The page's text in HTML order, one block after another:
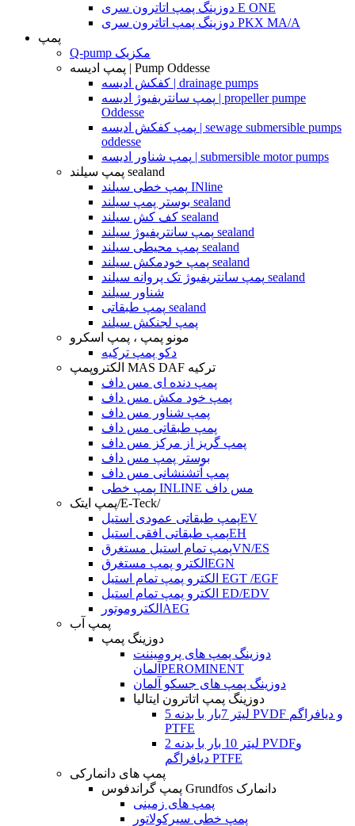
دوزینگ پمپ اتاترون سری E ONE
دوزینگ پمپ اتاترون سری PKX MA/A
پمپ
Q-pump مکزیک
پمپ ادیسه | Pump Oddesse
کفکش ادیسه | drainage pumps
پمپ سانتریفیوژ ادیسه | propeller pumpe
Oddesse
پمپ کفکش ادیسه | sewage submersible pumps
oddesse
پمپ شناور ادیسه | submersible motor pumps
پمپ سیلند sealand
پمپ خطی سیلند INline
بوستر پمپ سیلند sealand
کف کش سیلند sealand
پمپ سانتریفیوژ سیلند sealand
پمپ محیطی سیلند sealand
پمپ خودمکش سیلند sealand
پمپ سانتریفیوژ تک پروانه سیلند sealand
شناور سیلند
پمپ طبقاتی sealand
پمپ لجنکش سیلند
مونو پمپ ، پمپ اسکرو
دکو پمپ ترکیه
الکتروپمپ MAS DAF ترکیه
پمپ دنده ای مس داف
پمپ خود مکش مس داف
پمپ شناور مس داف
پمپ طبقاتی مس داف
پمپ گریز از مرکز مس داف
بوستر پمپ مس داف
پمپ آتشنشانی مس داف
پمپ خطی INLINE مس داف
پمپ ایتک/E-Teck/
پمپ طبقاتی عمودی استیلEV
پمپ طبقاتی افقی استیلEH
پمپ تمام استیل مستغرقVN/ES
الکترو پمپ مستغرقEGN
الکترو پمپ تمام استیل EGT /EGF
الکترو پمپ تمام استیل ED/EDV
الکتروموتورAEG
پمپ آب
دوزینگ پمپ
دوزینگ پمپ های پرومیننت
آلمانPEROMINENT
دوزینگ پمپ های جسکو آلمان
دوزینگ پمپ اتاترون ایتالیا
5 لیتر 7بار با بدنه PVDF و دیافراگم
PTFE
2 لیتر 10 بار با بدنه PVDFو
دیافراگم PTFE
پمپ های دانمارکی
پمپ گراندفوس Grundfos دانمارک
پمپ های زمینی
پمپ خطی سیرکولاتور